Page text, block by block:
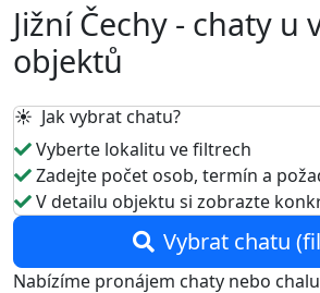
Jižní Čechy - chaty u
objektů
☀️ Jak vybrat chatu?
Vyberte lokalitu ve filtrech
Zadejte počet osob, termín a
V detailu objektu si zobrazte
Vybrat chatu
Nabízíme pronájem chaty nebo